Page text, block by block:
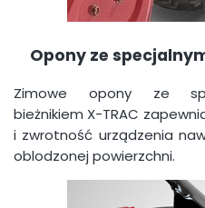
Opony ze
Zimowe opony ze
bieżnikiem X-TRAC
i zwrotność urządzenia
oblodzonej powierzchni.